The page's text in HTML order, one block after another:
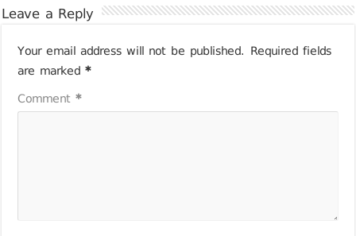
Leave a Reply
Your email address will not be published. Required fields
are marked*
Comment*